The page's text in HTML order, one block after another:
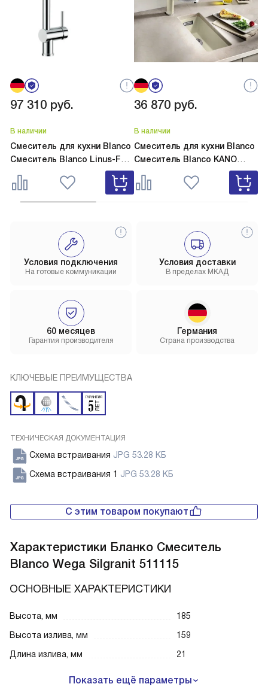
97 310 руб.
В наличии
Смеситель для кухни Blanco
Смеситель Blanco Linus-F
36 870 руб.
В наличии
Смеситель для кухни Blanco
Смеситель Blanco KANO
SILGRANIT капучино 526667
Условия доставки
В пределах МКАД
60 месяцев
Гарантия производителя
Условия подключения
На готовые коммуникации
Германия
Страна производства
КЛЮЧЕВЫЕ ПРЕИМУЩЕСТВА
ТЕХНИЧЕСКАЯ ДОКУМЕНТАЦИЯ
Схема встраивания JPG 53.28 КБ
Схема встраивания 1 JPG 53.28 КБ
С этим товаром покупают
Характеристики Бланко Смеситель
Blanco Wega Silgranit 511115
ОСНОВНЫЕ ХАРАКТЕРИСТИКИ
Высота, мм
185
Высота излива, мм
159
Длина излива, мм
21
Показать ещё параметры